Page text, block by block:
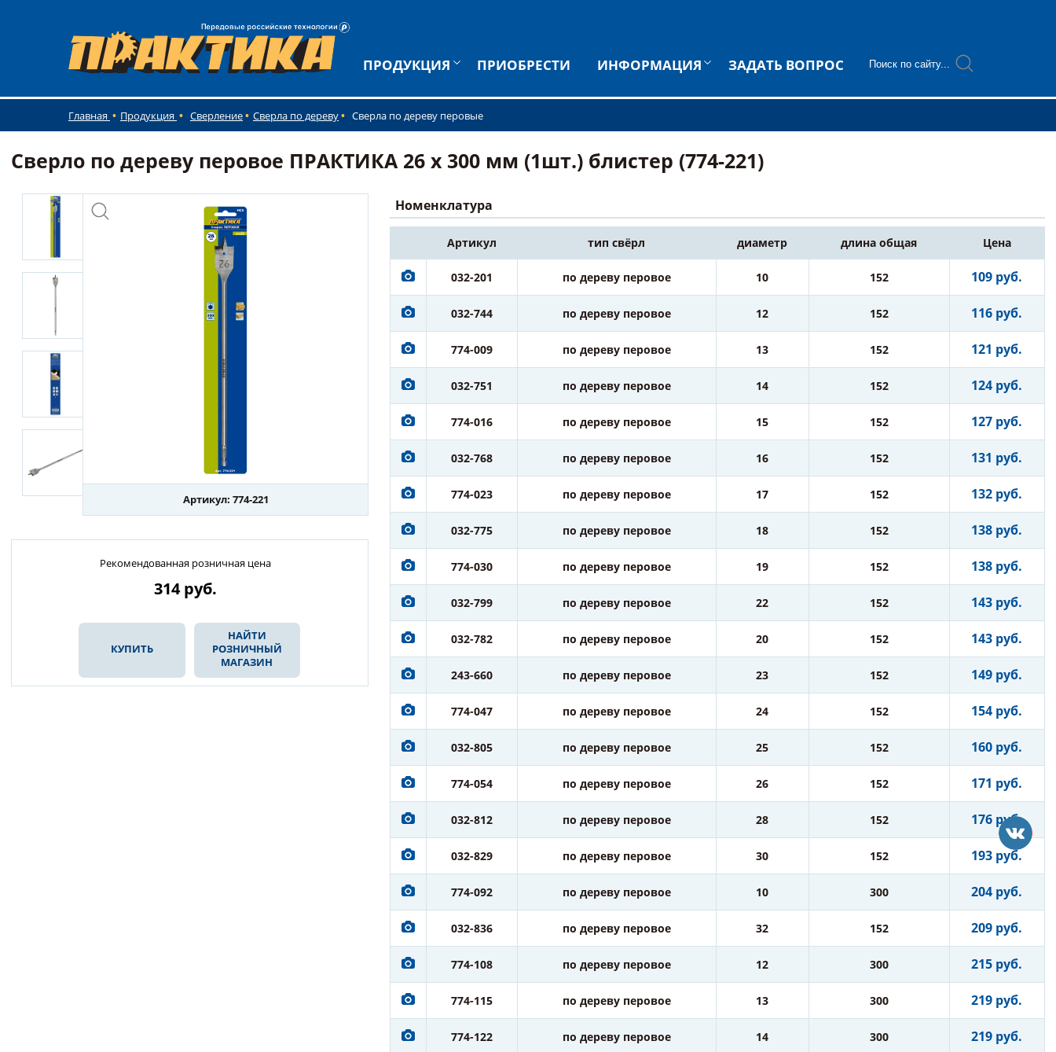
ПРОДУКЦИЯ ПРИОБРЕСТИ ИНФОРМАЦИЯ ЗАДАТЬ ВОПРОС
Главная Продукция Сверление Сверла по дереву Сверла по дереву перовые
Сверло по дереву перовое ПРАКТИКА 26 х 300 мм (1шт.) блистер (774-221)
Артикул: 774-221
Рекомендованная розничная цена
314руб.
КУПИТЬ
НАЙТИ
РОЗНИЧНЫЙ
МАГАЗИН
Номенклатура
Артикул тип свёрл диаметр длина общая Цена
032-201 по дереву перовое 10 152 109 руб.
032-744 по дереву перовое 12 152 116 руб.
774-009 по дереву перовое 13 152 121 руб.
032-751 по дереву перовое 14 152 124 руб.
774-016 по дереву перовое 15 152 127 руб.
032-768 по дереву перовое 16 152 131 руб.
774-023 по дереву перовое 17 152 132 руб.
032-775 по дереву перовое 18 152 138 руб.
774-030 по дереву перовое 19 152 138 руб.
032-799 по дереву перовое 22 152 143 руб.
032-782 по дереву перовое 20 152 143 руб.
243-660 по дереву перовое 23 152 149 руб.
774-047 по дереву перовое 24 152 154 руб.
032-805 по дереву перовое 25 152 160 руб.
774-054 по дереву перовое 26 152 171 руб.
032-812 по дереву перовое 28 152 176 руб.
032-829 по дереву перовое 30 152 193 руб.
774-092 по дереву перовое 10 300 204 руб.
032-836 по дереву перовое 32 152 209 руб.
774-108 по дереву перовое 12 300 215 руб.
774-115 по дереву перовое 13 300 219 руб.
774-122 по дереву перовое 14 300 219 руб.